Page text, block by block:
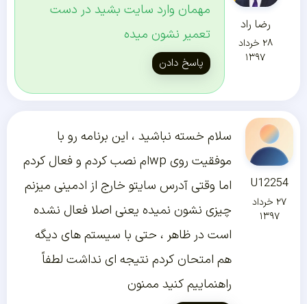
رضا راد
۲۸ خرداد
۱۳۹۷
مهمان وارد سایت بشید در دست
تعمیر نشون میده
پاسخ دادن
U12254
۲۷ خرداد
۱۳۹۷
سلام خسته نباشید ، این برنامه رو با
موفقیت روی wpام نصب کردم و فعال کردم
اما وقتی آدرس سایتو خارج از ادمینی میزنم
چیزی نشون نمیده یعنی اصلا فعال نشده
است در ظاهر ، حتی با سیستم های دیگه
هم امتحان کردم نتیجه ای نداشت لطفاً
راهنماییم کنید ممنون